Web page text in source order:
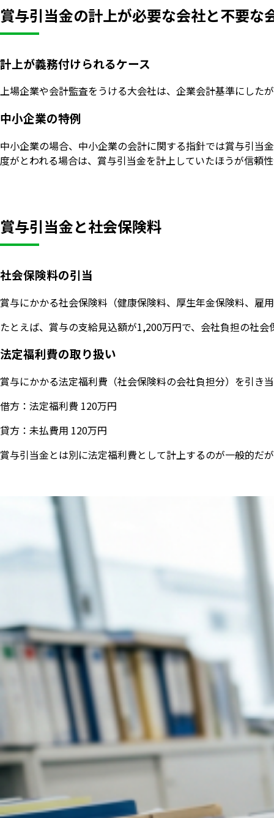
賞与引当金の計上が必要な会社と不要な
計上が義務付けられるケース
上場企業や会計監査をうける大会社は、企業会計基準にした
中小企業の特例
中小企業の場合、中小企業の会計に関する指針では賞与引当
度がとわれる場合は、賞与引当金を計上していたほうが信頼
賞与引当金と社会保険料
社会保険料の引当
賞与にかかる社会保険料（健康保険料、厚生年金保険料、雇
たとえば、賞与の支給見込額が1,200万円で、会社負担の社
法定福利費の取り扱い
賞与にかかる法定福利費（社会保険料の会社負担分）を引き
借方：法定福利費 120万円
貸方：未払費用 120万円
賞与引当金とは別に法定福利費として計上するのが一般的だ